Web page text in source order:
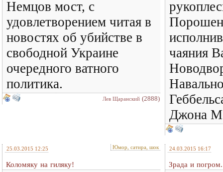
Немцов мост, с
удовлетворением читая в
новостях об убийстве в
свободной Украине
очередного ватного
политика.
Лев Щаранский (2888)
чаяния
Джона
25.03.2015 12:25 Юмор, сатира, шок
Коломяку на гиляку!
24.03.2015 16:17
Зрада и погром.